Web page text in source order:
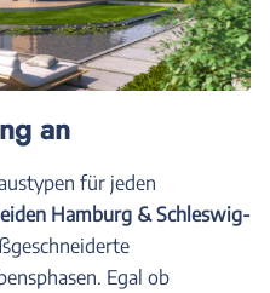
an
für jeden
Hamburg & Schleswig-
Egal ob